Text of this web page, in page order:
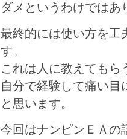
ダメというわけではあ
最終的には使い方を工
す。
これは人に教えてもら
自分で経験して痛い目
と思います。
今回はナンピンＥＡの